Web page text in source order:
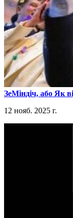
​ЗеМіндіч, або Як
12 нояб. 2025 г.